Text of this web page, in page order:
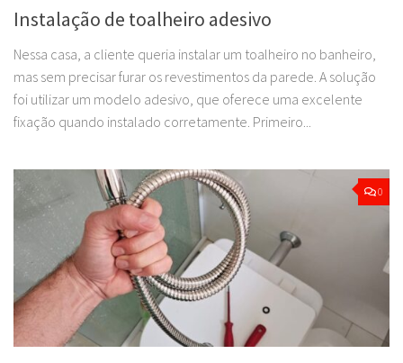
Instalação de toalheiro adesivo
Nessa casa, a cliente queria instalar um toalheiro no banheiro,
mas sem precisar furar os revestimentos da parede. A solução
foi utilizar um modelo adesivo, que oferece uma excelente
fixação quando instalado corretamente. Primeiro...
0